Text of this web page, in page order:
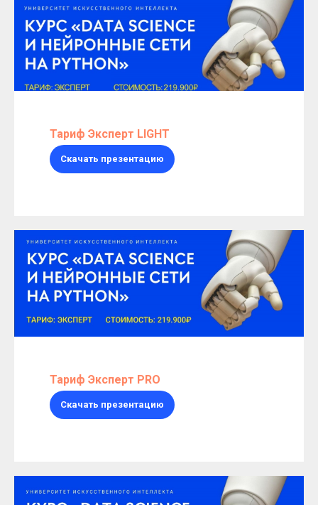
Тариф Эксперт LIGHT
Скачать презентацию
Тариф Эксперт PRO
Скачать презентацию